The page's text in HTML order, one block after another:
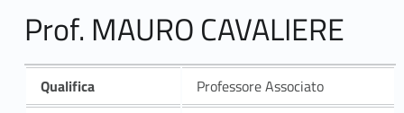
Prof. MAURO CAVALIERE
Qualifica
Professore Associato